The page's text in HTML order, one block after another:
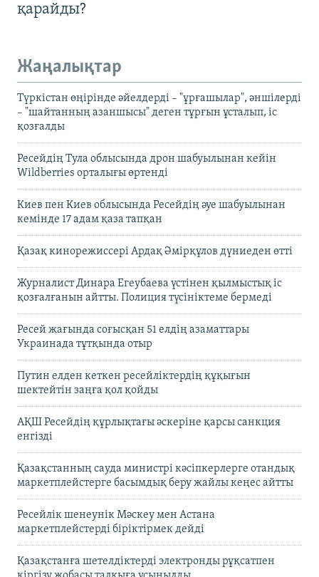
қарайды?
Жаңалықтар
Түркістан өңірінде әйелдерді – "ұрғашылар", әншілерді
– "шайтанның азаншысы" деген тұрғын ұсталып, іс
қозғалды
Ресейдің Тула облысында дрон шабуылынан кейін
Wildberries орталығы өртенді
Киев пен Киев облысында Ресейдің әуе шабуылынан
кемінде 17 адам қаза тапқан
Қазақ кинорежиссері Ардақ Әмірқұлов дүниеден өтті
Журналист Динара Егеубаева үстінен қылмыстық іс
қозғалғанын айтты. Полиция түсініктеме бермеді
Ресей жағында соғысқан 51 елдің азаматтары
Украинада тұтқында отыр
Путин елден кеткен ресейліктердің құқығын
шектейтін заңға қол қойды
АҚШ Ресейдің құрлықтағы әскеріне қарсы санкция
енгізді
Қазақстанның сауда министрі кәсіпкерлерге отандық
маркетплейстерге басымдық беру жайлы кеңес айтты
Ресейлік шенеунік Мәскеу мен Астана
маркетплейстерді біріктірмек дейді
Қазақстанға шетелдіктерді электронды рұқсатпен